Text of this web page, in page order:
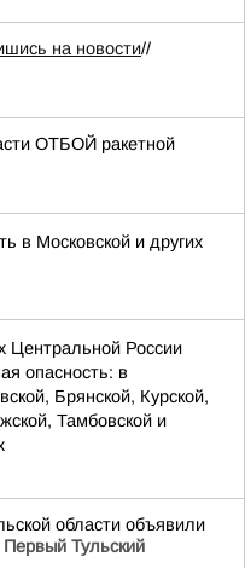
на новости//
ОТБОЙ ракетной
в Московской и других
Центральной России
опасность: в
Брянской, Курской,
Тамбовской и
области объявили
Тульский